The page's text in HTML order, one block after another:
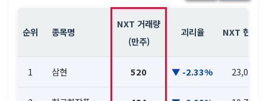
순위 종목명
NXT 거래량
(만주)
괴리율 NXT 현재가
1 삼현 520 -2.33% 23,050